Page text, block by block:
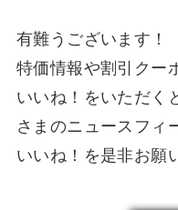
有難うございます！
特価情報や割引クー
いいね！をいただく
さまのニュースフィ
いいね！を是非お願